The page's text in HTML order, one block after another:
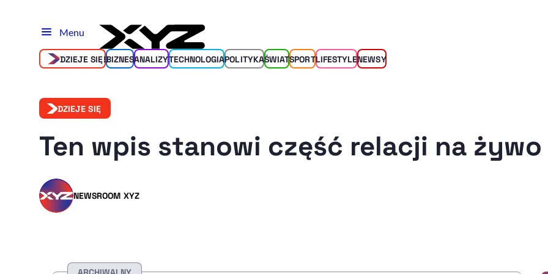
Menu
DZIEJE SIĘ!BIZNESANALIZYTECHNOLOGIAPOLITYKAŚWIATSPORTLIFESTYLENEWSY
DZIEJE SIĘ
Ten wpis stanowi część relacji na żywo
NEWSROOM XYZ